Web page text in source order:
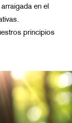
en el
principios